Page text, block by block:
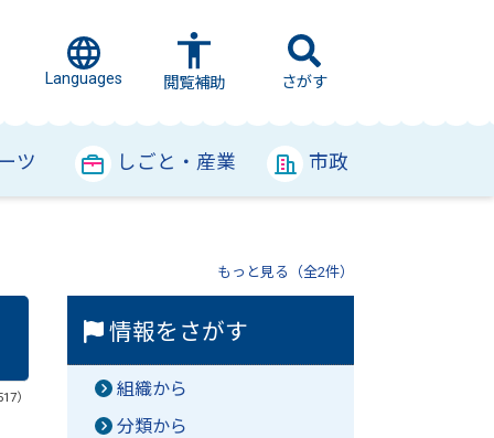
Languages 閲覧補助 さがす
ツ しごと・産業 市政
もっと見る（全2件）
）
情報をさがす
組織から
分類から